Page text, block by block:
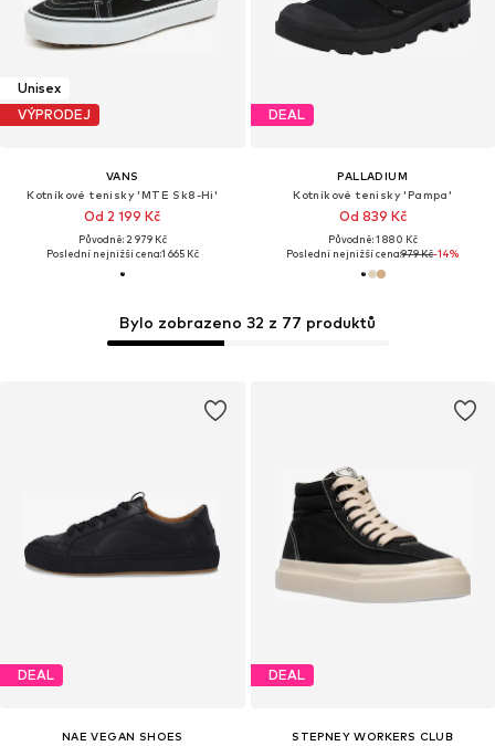
Unisex
VÝPRODEJ
VANS
Kotníkové tenisky 'MTE Sk8-Hi'
Od 2 199 Kč
Původně: 2 979 Kč
Poslední nejnižší cena:1 665 Kč
Bylo zobrazeno 32 z 77 produktů
DEAL
PALLADIUM
Kotníkové tenisky 'Pampa'
Od 839 Kč
Původně: 1 880 Kč
Poslední nejnižší cena:979 Kč-14%
DEAL
NAE VEGAN SHOES
DEAL
STEPNEY WORKERS CLUB